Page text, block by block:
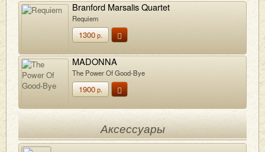
Branford Marsalis Quartet
Requiem
1300р.
MADONNA
The Power Of Good-Bye
1900р.
Аксессуары